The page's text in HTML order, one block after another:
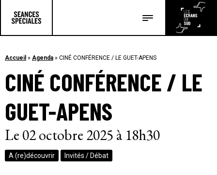
Les articles
Accueil » Agenda » CINÉ CONFÉRENCE / LE GUET-APENS
CINÉ CONFÉRENCE / LE
GUET-APENS
Le 02 octobre 2025 à 18h30
A (re)découvrir Invités / Débat